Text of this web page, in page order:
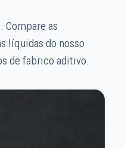
Compare as
líquidas do nosso
de fabrico aditivo.